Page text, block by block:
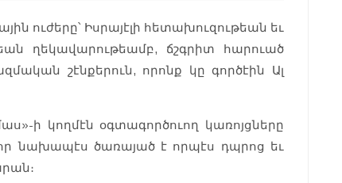
ուժերը՝ Իսրայէլի հետախուզութեան եւ
ղեկավարութեամբ, ճշգրիտ հարուած
շէնքերուն, որոնք կը գործէին Ալ
ի կողմէն օգտագործուող կառոյցները
նախապէս ծառայած է որպէս դպրոց եւ